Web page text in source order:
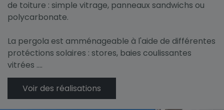
de toiture : simple vitrage, panneaux sandwichs ou
polycarbonate.
La pergola est amménageable à l'aide de différentes
protéctions solaires : stores, baies coulissantes
vitrées ....
Voir des réalisations